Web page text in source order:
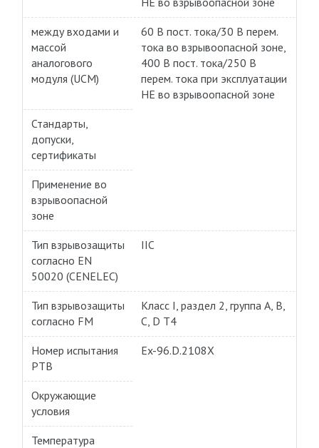
между входами и
массой
аналогового
модуля (UCM)
60 В пост. тока/30 В перем.
тока во взрывоопасной зоне,
400 В пост. тока/250 В
перем. тока при эксплуатации
НЕ во взрывоопасной зоне
Стандарты,
допуски,
сертификаты
Применение во
взрывоопасной
зоне
Тип взрывозащиты
согласно EN
50020 (CENELEC)
IIC
Тип взрывозащиты
согласно FM
Класс I, раздел 2, группа A, B,
C, D T4
Номер испытания
PTB
Ex-96.D.2108X
Окружающие
условия
Температура